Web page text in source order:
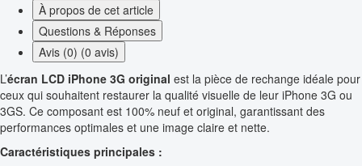
À propos de cet article
Questions & Réponses
Avis (0) (0 avis)
L’écran LCD iPhone 3G original est la pièce de rechange idéale pour
ceux qui souhaitent restaurer la qualité visuelle de leur iPhone 3G ou
3GS. Ce composant est 100% neuf et original, garantissant des
performances optimales et une image claire et nette.
Caractéristiques principales :